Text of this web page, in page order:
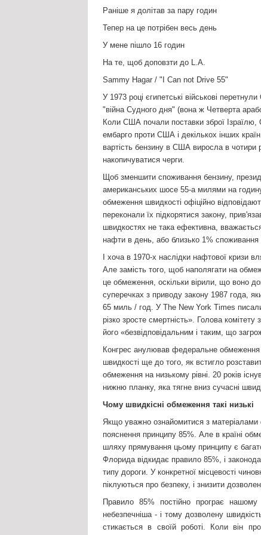
Раніше я долітав за пару годин
Тепер на це потрібен весь день
У мене пішло 16 годин
На те, щоб доповзти до L.A.
Sammy Hagar / "I Can not Drive 55"
У 1973 році єгипетські військові
"війна Судного дня" (вона ж Четверта
Коли США почали поставки зброї Ізраїлю,
ембарго проти США і декількох інших
вартість бензину в США виросла в чотири
накопичуватися черги.
Щоб зменшити споживання бензину,
американських шосе 55-а милями на
обмеження швидкості офіційно
переконали їх підкорятися закону,
швидкостях не така ефективна,
нафти в день, або близько 1%
І хоча в 1970-х наслідки нафтової
Але замість того, щоб наполягати на
це обмеження, оскільки вірили, що воно
суперечках з приводу закону 1987 года,
65 миль / год. У The New York Times
різко зросте смертність». Голова
його «безвідповідальним і таким, що
Конгрес анулював федеральне обмеження
швидкості ще до того, як встигло
обмеження на низькому рівні. 20 років
нижню планку, яка тягне вниз сучасні
Чому швидкісні обмеження такі низькі
Якщо уважно ознайомитися з матеріалами
пояснення принципу 85%. Але в країні
шляху прямування цьому принципу є
Флорида відкидає правило 85%, і
типу дороги. У конкретної місцевості
піклуються про безпеку, і знизити
Правило 85% постійно програє
небезпечніша - і тому дозволену
стикається в своїй роботі. Коли він